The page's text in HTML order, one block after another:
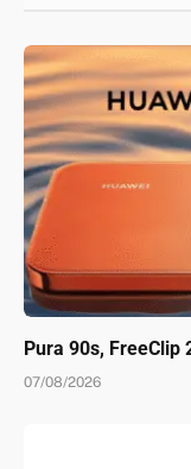
Pura 90s, FreeClip
07/08/2026